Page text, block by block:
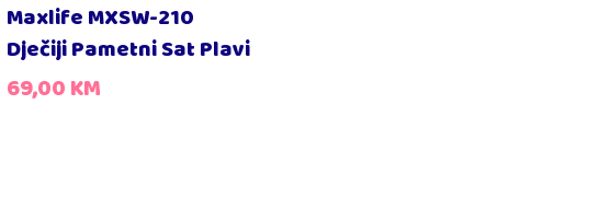
Maxlife MXSW-210
Dječiji Pametni Sat Plavi
69,00KM